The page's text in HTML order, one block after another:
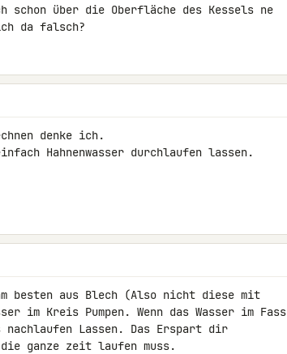
schon über die Oberfläche des Kessels ne
da falsch?
denke ich.
Hahnenwasser durchlaufen lassen.
besten aus Blech (Also nicht diese mit
im Kreis Pumpen. Wenn das Wasser im Fass
nachlaufen Lassen. Das Erspart dir
ganze zeit laufen muss.